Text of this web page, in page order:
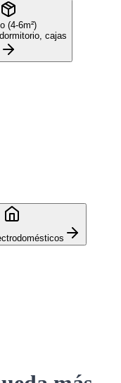
(4-6m²)
cajas